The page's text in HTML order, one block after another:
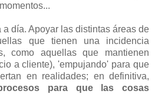
día. Apoyar las distintas áreas de
que tienen una incidencia
como aquellas que mantienen
a cliente), 'empujando' para que
en realidades; en definitiva,
para que las cosas